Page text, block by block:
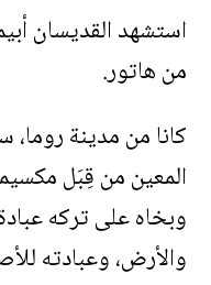
استشهد القديسان
من هاتور.
كانا من مدينة
المعين من قِبَل
وبخاه على تركه
والأرض، وعبادته